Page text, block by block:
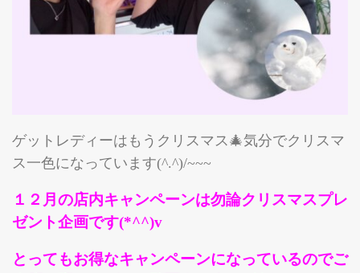
ゲットレディーはもうクリスマス🎄気分でクリスマ
ス一色になっています(^.^)/~~~
１２月の店内キャンペーンは勿論クリスマスプレ
ゼント企画です(*^^)v
とってもお得なキャンペーンになっているのでご